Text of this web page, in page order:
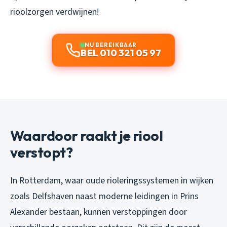
rioolzorgen verdwijnen!
NU BEREIKBAAR
BEL 010 321 05 97
Waardoor raakt je riool
verstopt?
In Rotterdam, waar oude rioleringssystemen in wijken
zoals Delfshaven naast moderne leidingen in Prins
Alexander bestaan, kunnen verstoppingen door